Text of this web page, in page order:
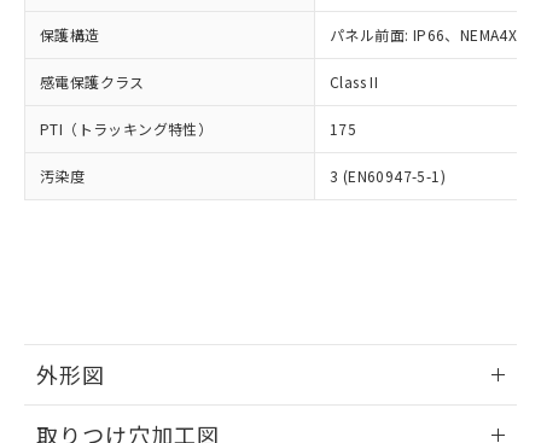
保護構造 パネル前面: IP66、NEMA4X,
感電保護クラス Class II
PTI（トラッキング特性） 175
汚染度 3 (EN60947-5-1)
外形図
取りつけ穴加工図
および当社の共同利用者が、当社の製
品・サービスに関するお客様との取
引・商談に必要な範囲で利用すること
をご了承ください。
の共同利用に関して"
の「1.共同利
用者の範囲」に記載されている法人を
下記の非含有証明書をダウンロードするこ
EU RoHS指令（10物質）の非含有証明書
51物質の非含有証明書（当社基準）
※本証明書は発行日時点で非含有を証明す
るもので、過去に遡って非含有を証明する
ものではありません。
り、2022年1月12日より割愛しておりま
す。
キャンセル